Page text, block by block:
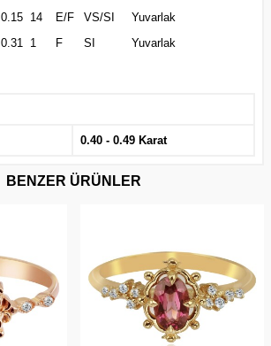
0.15 14 E/F VS/SI
Yuvarlak
0.31 1 F SI
Yuvarlak
0.40 - 0.49 Karat
BENZER ÜRÜNLER